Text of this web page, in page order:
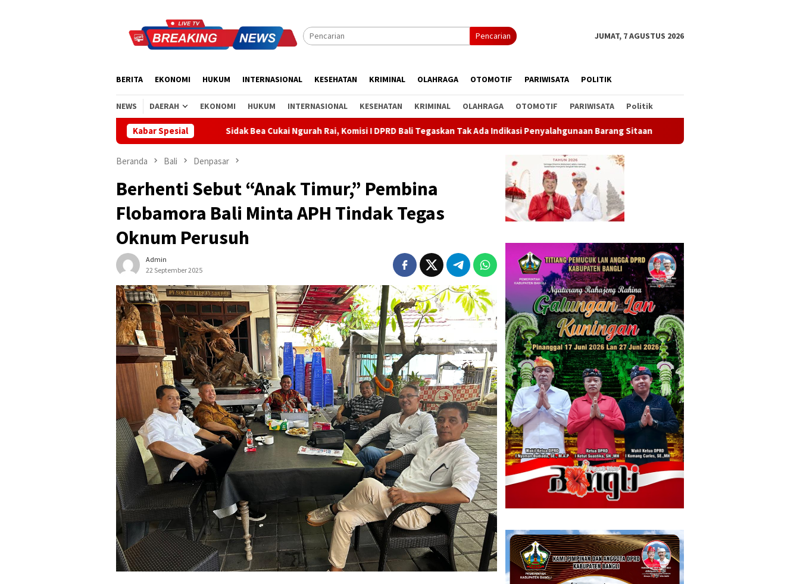
Pencarian JUMAT, 7 AGUSTUS 2026
BERITA EKONOMI HUKUM INTERNASIONAL KESEHATAN KRIMINAL OLAHRAGA OTOMOTIF PARIWISATA POLITIK
NEWS DAERAH EKONOMI HUKUM INTERNASIONAL KESEHATAN KRIMINAL OLAHRAGA OTOMOTIF PARIWISATA Politik
Kabar Spesial
Sidak Bea Cukai Ngurah Rai, Komisi I DPRD Bali Tegaskan Tak Ada Indikasi Penyalahgunaan Barang Sitaan Rahina Tumpek Krulut, Pemkab Bangli Hadirkan
Beranda Bali Denpasar
Berhenti Sebut “Anak Timur,” Pembina
Flobamora Bali Minta APH Tindak Tegas
Oknum Perusuh
Admin
22 September 2025